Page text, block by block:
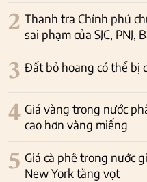
2 Thanh tra Chính phủ
sai phạm của SJC,
3 Đất bỏ hoang có thể bị
4 Giá vàng trong nước
cao hơn vàng miếng
5 Giá cà phê trong nước
New York tăng vọt